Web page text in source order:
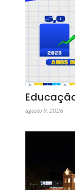
agosto 9, 2026